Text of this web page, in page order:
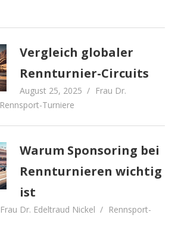
Vergleich globaler
Rennturnier-Circuits
August 25, 2025
Frau Dr.
Rennsport-Turniere
Warum Sponsoring bei
Rennturnieren wichtig
ist
Frau Dr. Edeltraud Nickel
Rennsport-